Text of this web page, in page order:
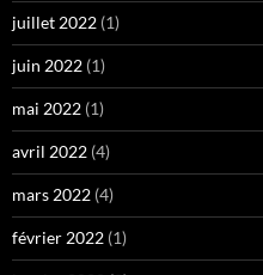
juillet 2022 (1)
juin 2022 (1)
mai 2022 (1)
avril 2022 (4)
mars 2022 (4)
février 2022 (1)